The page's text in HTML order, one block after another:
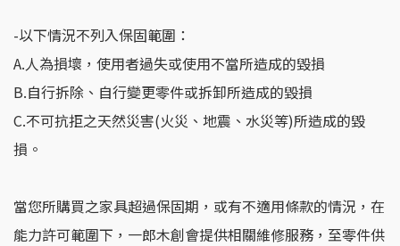
-以下情況不列入保固範圍：
A.人為損壞，使用者過失或使用不當所造成的毀損
B.自行拆除、自行變更零件或拆卸所造成的毀損
C.不可抗拒之天然災害(火災、地震、水災等)所造成的毀
損。
當您所購買之家具超過保固期，或有不適用條款的情況，在
能力許可範圍下，一郎木創會提供相關維修服務，至零件供